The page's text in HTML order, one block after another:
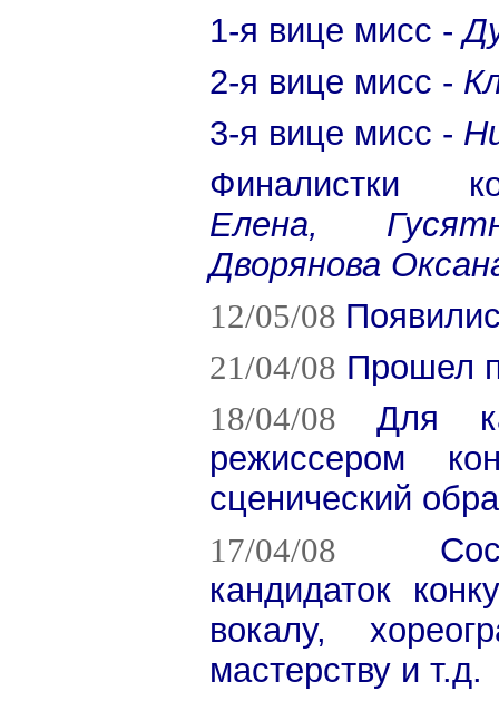
1-я вице мисс -
2-я вице мисс -
3-я вице мисс -
Финалистки
Елена,
Дворянова
12/05/08
21/04/08 Прошел
18/04/08 Для
режиссером
сценический
17/04/08
кандидаток
вокалу,
мастерству и т.д.